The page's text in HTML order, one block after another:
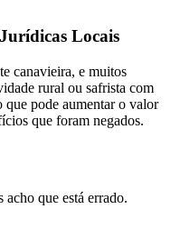
Locais
canavieira, e muitos
rural ou safrista com
pode aumentar o valor
que foram negados.
que está errado.